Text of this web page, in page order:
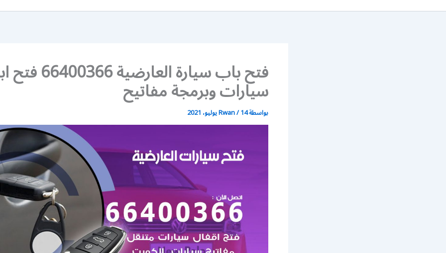
فتح باب سيارة
سيارات وبرمجة مفاتيح
بواسطة Rwan/14 يوليو، 2021